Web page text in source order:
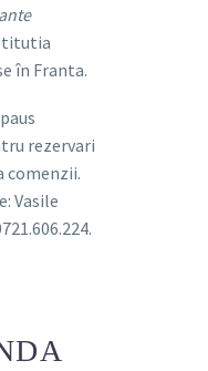
în Franta.
rezervari
comenzii.
Vasile